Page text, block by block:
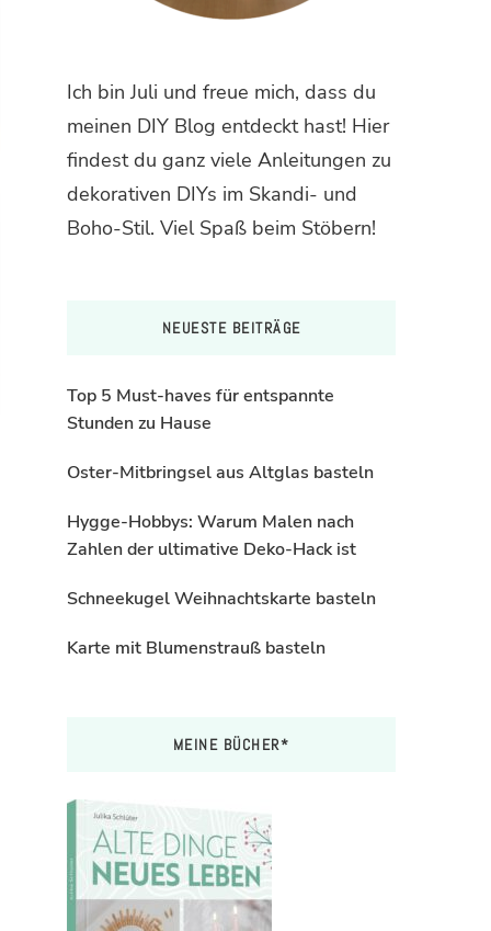
Ich bin Juli und freue mich, dass du
meinen DIY Blog entdeckt hast! Hier
findest du ganz viele Anleitungen zu
dekorativen DIYs im Skandi- und
Boho-Stil. Viel Spaß beim Stöbern!
NEUESTE BEITRÄGE
Top 5 Must-haves für entspannte
Stunden zu Hause
Oster-Mitbringsel aus Altglas basteln
Hygge-Hobbys: Warum Malen nach
Zahlen der ultimative Deko-Hack ist
Schneekugel Weihnachtskarte basteln
Karte mit Blumenstrauß basteln
MEINE BÜCHER*